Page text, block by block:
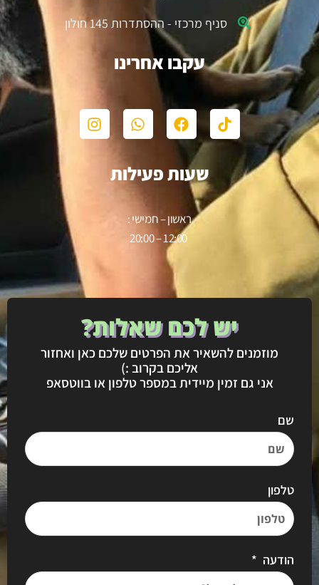
יש לכם שאלות?
מוזמנים להשאיר את הפרטים שלכם כאן ואחזור
אליכם בקרוב :)
אני גם זמין מיידית במספר טלפון או בווטסאפ
שם
טלפון
הודעה
סניף מרכזי - ההסתדרות 145 חולון
עקבו אחרינו
שעות פעילות
ראשון – חמישי :